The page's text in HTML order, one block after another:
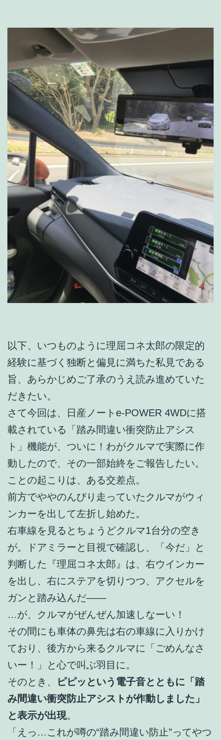
以下、いつものように理屈コネ太郎の限定的
経験に基づく独断と偏見に満ちた私見である
旨、あらかじめご了承のうえ読み進めていた
だきたい。
さて今回は、日産ノートe-POWER 4WDに搭
載されている「踏み間違い衝突防止アシス
ト」機能が、ついに！わがクルマで実際に作
動したので、その一部始終をご報告したい。
ことの起こりは、ある交差点。
前方でややのんびり走っていたクルマがウィ
ンカーを出して左折し始めた。
右車線を見るとちょうどクルマ1台分の空き
が。ドアミラーと目視で確認し、「今だ」と
判断した『理屈コネ太郎』は、右ウインカー
を出し、右にステアを切りつつ、アクセルを
ガンと踏み込んだ——
…が、クルマがぜんぜん加速しなーい！
その間にも車体の鼻先は右の車線に入りかけ
ており、後方から来るクルマに「ごめんなさ
いー！」と心で叫ぶ羽目に。
そのとき、
ピピッという電子音とともに「踏
み間違い衝突防止アシストが作動しました」
と表示が出現。
「えっ…これが噂の“踏み間違い防止”ってやつ